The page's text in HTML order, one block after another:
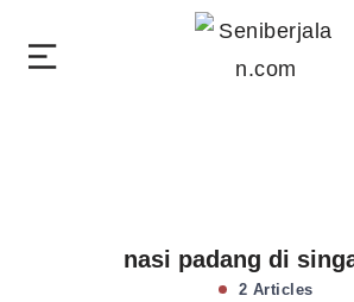
nasi padang di
2 Articles